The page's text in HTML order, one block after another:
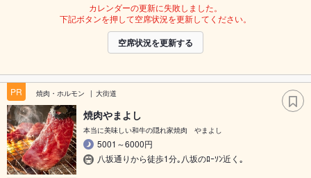
カレンダーの更新に失敗しました。
下記ボタンを押して空席状況を更新してください。
空席状況を更新する
PR 焼肉・ホルモン 大街道
焼肉やまよし
本当に美味しい和牛の隠れ家焼肉 やまよし
5001～6000円
八坂通りから徒歩1分｡八坂のﾛｰｿﾝ近く｡